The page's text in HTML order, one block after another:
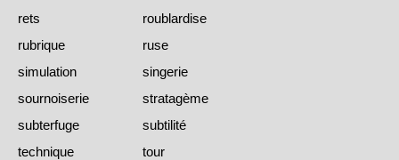
rets
roublardise
rubrique
ruse
simulation
singerie
sournoiserie
stratagème
subterfuge
subtilité
technique
tour